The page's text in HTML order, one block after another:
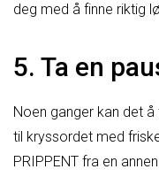
deg med å finne riktig
5. Ta en
Noen ganger kan det
til kryssordet med
PRIPPENT fra en